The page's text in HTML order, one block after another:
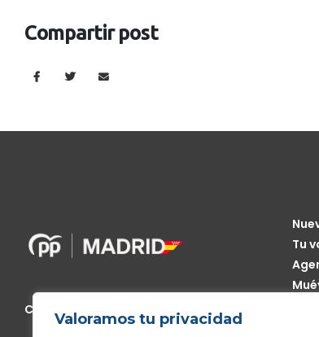
Valoramos tu privacidad
Compartir post
Calle de Génova, 13, 28004 Madrid
Tu